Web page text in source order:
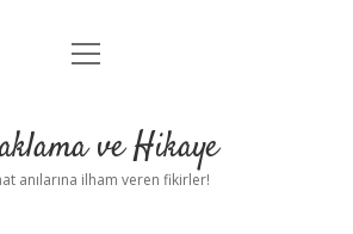
Anasayfa
Yasal Uyarı
menüyü
ve Hikaye
anılarına ilham veren fikirler!